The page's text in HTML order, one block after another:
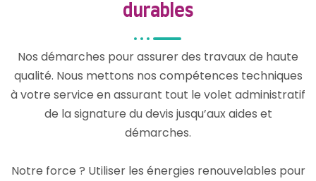
durables
Nos démarches pour assurer des travaux de haute
qualité. Nous mettons nos compétences techniques
à votre service en assurant tout le volet administratif
de la signature du devis jusqu’aux aides et
démarches.
Notre force ? Utiliser les énergies renouvelables pour